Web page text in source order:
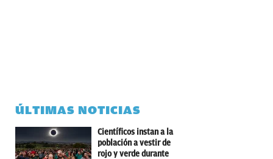
ÚLTIMAS NOTICIAS
Científicos instan a la
población a vestir de
rojo y verde durante